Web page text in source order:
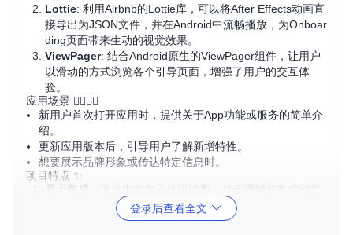
Lottie: 利用Airbnb的Lottie库，可以将After Effects动画直
接导出为JSON文件，并在Android中流畅播放，为Onboar
ding页面带来生动的视觉效果。
ViewPager: 结合Android原生的ViewPager组件，让用户
以滑动的方式浏览各个引导页面，增强了用户的交互体
验。
应用场景 🏃‍♂️🏃‍♀️
新用户首次打开应用时，提供关于App功能或服务的简单介
绍。
更新应用版本后，引导用户了解新增特性。
想要展示品牌形象或传达特定信息时。
项目特点 ✨
易于集成
：项目中的例子代码清晰，易于理解和集成到您
：您可以根据需要调整动画、颜色、布局等元
登录后查看全文